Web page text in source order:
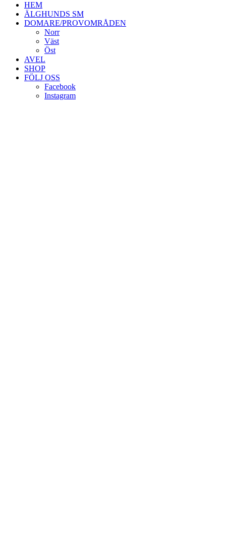
HEM
ÄLGHUNDS SM
DOMARE/PROVOMRÅDEN
Norr
Väst
Öst
AVEL
SHOP
FÖLJ OSS
Facebook
Instagram